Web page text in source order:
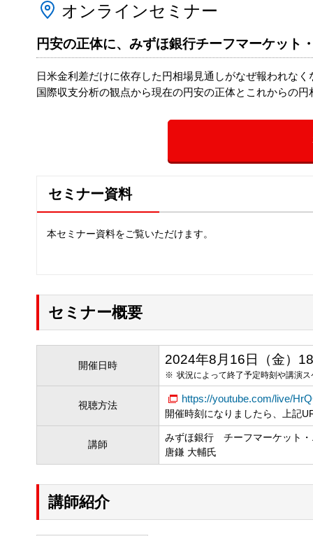
オンラインセミナー
円安の正体に、みずほ銀行チーフマーケット
日米金利差だけに依存した円相場見通しがなぜ報われなく
国際収支分析の観点から現在の円安の正体とこれからの
セミナー資料
本セミナー資料をご覧いただけます。
セミナー概要
開催日時 2024年8月16日（金）
状況によって終了予定時刻や講演
視聴方法
https://youtube.com/live/
開催時刻になりましたら、上記
講師
みずほ銀行 チーフマーケット・
唐鎌 大輔氏
講師紹介